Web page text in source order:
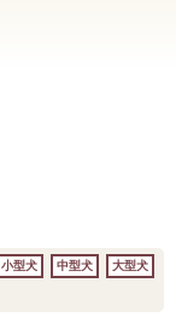
小型犬 中型犬 大型犬